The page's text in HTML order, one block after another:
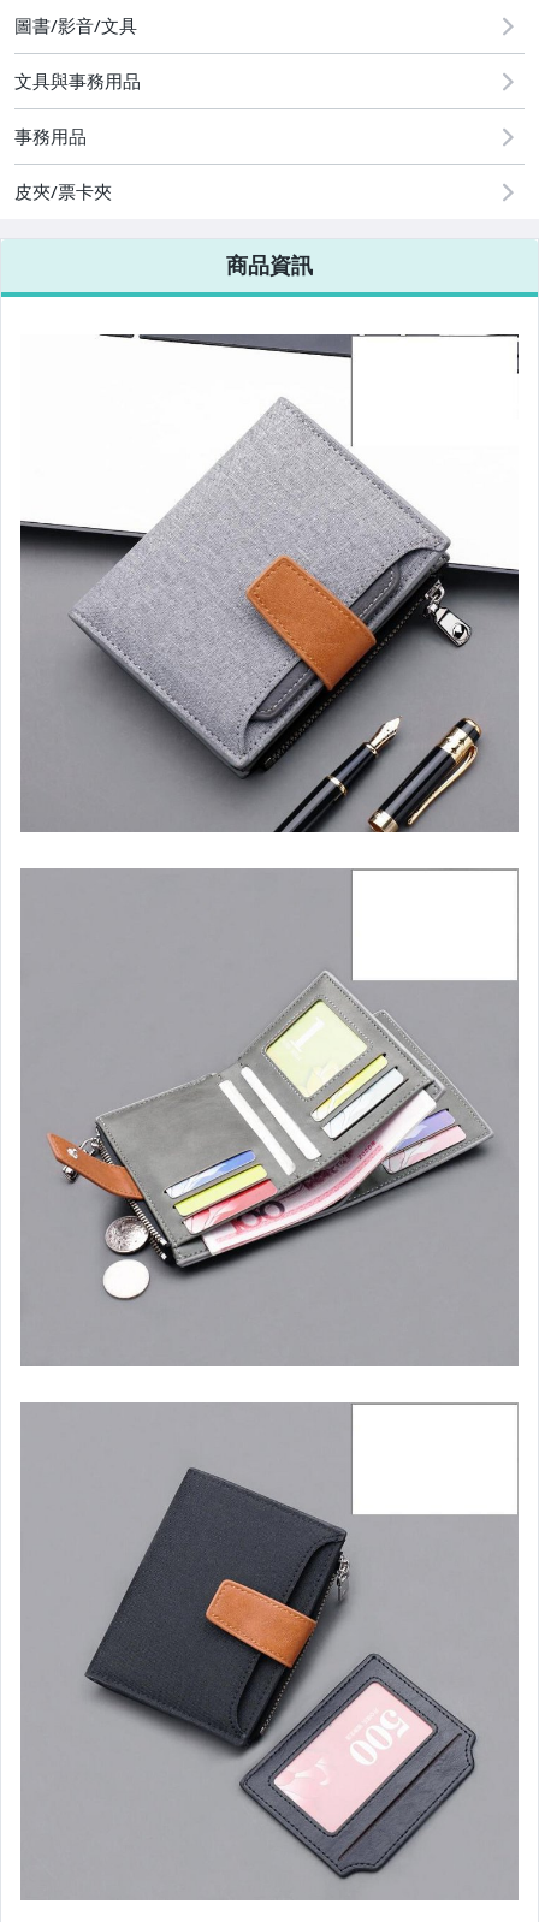
圖書/影音/文具
古董、藝術與礦石
手機、配件與通訊
美容保養與彩妝
電腦、平板與周邊
運動、戶外與休閒
玩具、模型與公仔
男性精品與服飾
女裝與服飾配件
偶像、球員卡與郵幣
家電與影音視聽
圖書/影音/文具
文具與事務用品
事務用品
皮夾/票卡夾
商品資訊